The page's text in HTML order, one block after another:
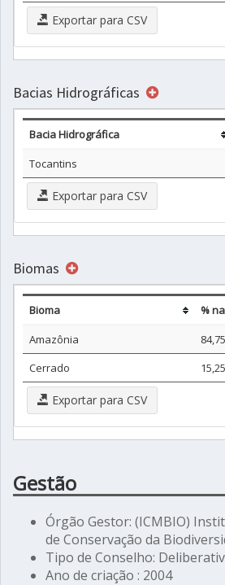
Exportar para CSV
Bacias Hidrográficas
Bacia Hidrográfica
Tocantins
Exportar para CSV
Biomas
Bioma
%
Amazônia
84,75
Cerrado
15,25
Exportar para CSV
Gestão
Órgão Gestor: (ICMBIO)
de Conservação da
Tipo de Conselho:
Ano de criação : 2004